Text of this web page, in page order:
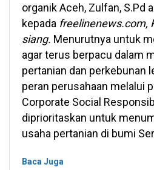
organik Aceh, Zulfan, S.Pd
kepada freelinenews.com,
siang. Menurutnya untuk
agar terus berpacu dalam
pertanian dan perkebunan
peran perusahaan melalui
Corporate Social
diprioritaskan untuk
usaha pertanian di bumi
Baca Juga